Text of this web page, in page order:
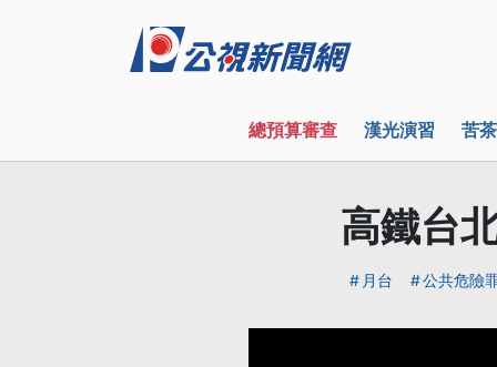
總預算審查 漢光演習 苦
高鐵台
月台 公共危險